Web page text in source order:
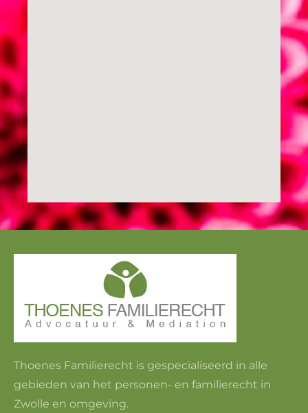
Thoenes Familierecht is gespecialiseerd in alle
gebieden van het personen- en familierecht in
Zwolle en omgeving.